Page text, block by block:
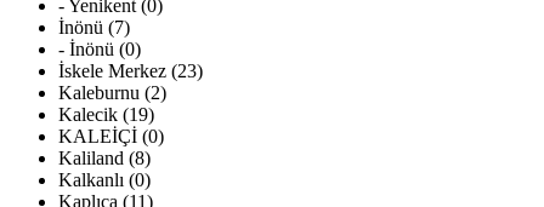
- Yenikent (0)
İnönü (7)
- İnönü (0)
İskele Merkez (23)
Kaleburnu (2)
Kalecik (19)
KALEİÇİ (0)
Kaliland (8)
Kalkanlı (0)
Kaplıca (11)